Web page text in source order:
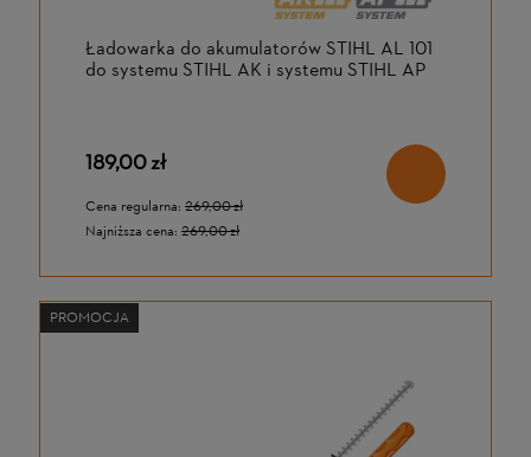
Ładowarka do akumulatorów STIHL AL 101
do systemu STIHL AK i systemu STIHL AP
189,00 zł
Cena regularna: 269,00 zł
Najniższa cena: 269,00 zł
PROMOCJA